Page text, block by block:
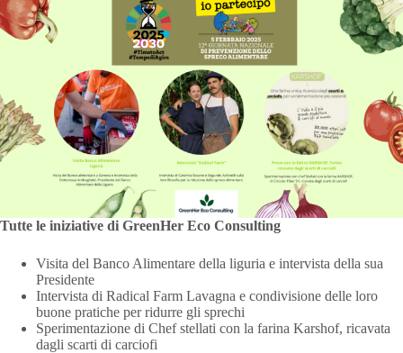
Tutte le iniziative di GreenHer Eco Consulting
Visita del Banco Alimentare della liguria e intervista della sua
Presidente
Intervista di Radical Farm Lavagna e condivisione delle loro
buone pratiche per ridurre gli sprechi
Sperimentazione di Chef stellati con la farina Karshof, ricavata
dagli scarti di carciofi